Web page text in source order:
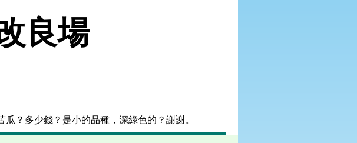
良場
瓜？多少錢？是小的品種，深綠色的？謝謝。